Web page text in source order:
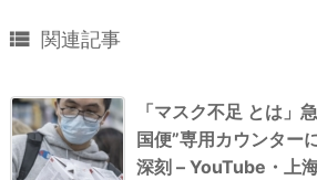
 関連記事
「マスク不足 とは」
国便”専用カウンター
深刻 – YouTube・上